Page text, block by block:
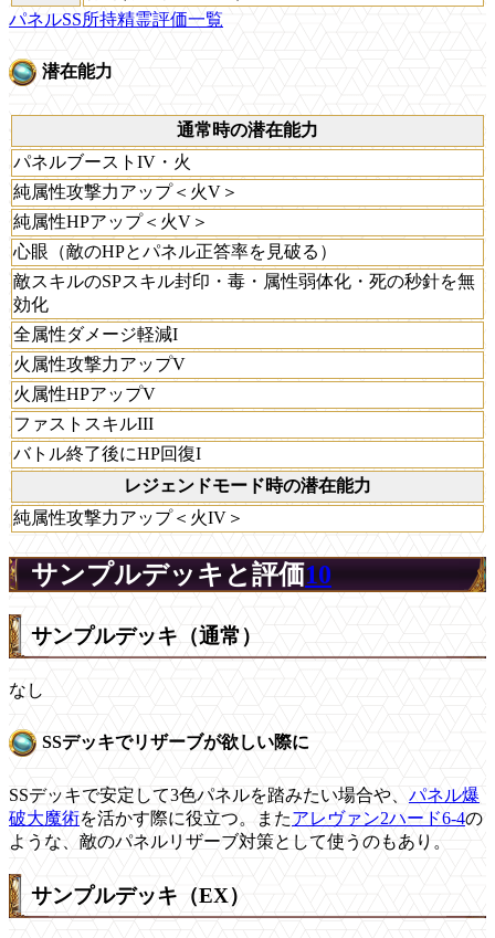
パネルSS所持精霊評価一覧
潜在能力
通常時の潜在能力
パネルブーストIV・火
純属性攻撃力アップ＜火V＞
純属性HPアップ＜火V＞
心眼（敵のHPとパネル正答率を見破る）
敵スキルのSPスキル封印・毒・属性弱体化・死の秒針を無
効化
全属性ダメージ軽減I
火属性攻撃力アップV
火属性HPアップV
ファストスキルIII
バトル終了後にHP回復I
レジェンドモード時の潜在能力
純属性攻撃力アップ＜火IV＞
サンプルデッキと評価10
サンプルデッキ（通常）
なし
SSデッキでリザーブが欲しい際に
SSデッキで安定して3色パネルを踏みたい場合や、 パネル爆
破大魔術を活かす際に役立つ。またアレヴァン2ハード6-4の
ような、敵のパネルリザーブ対策として使うのもあり。
サンプルデッキ（EX）